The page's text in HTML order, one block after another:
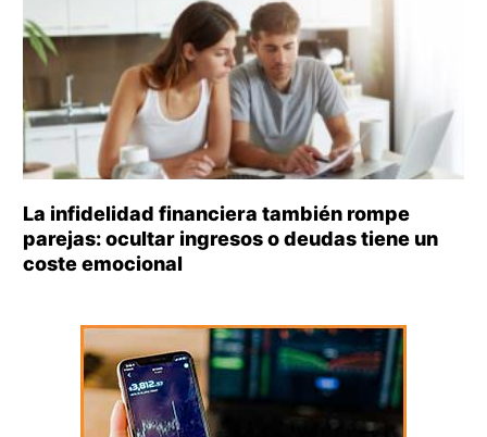
La infidelidad financiera también rompe
parejas: ocultar ingresos o deudas tiene un
coste emocional